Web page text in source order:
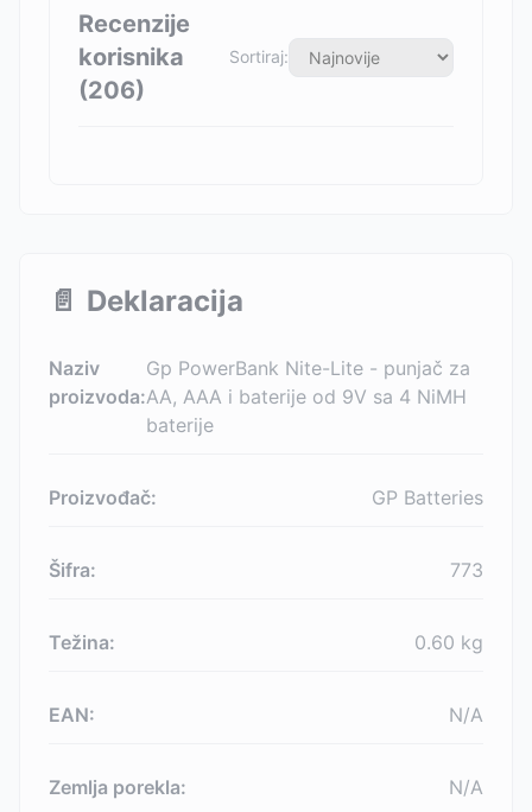
Recenzije
korisnika
(206)
Sortiraj:
📄 Deklaracija
Naziv
proizvoda:
Gp PowerBank Nite-Lite - punjač za
AA, AAA i baterije od 9V sa 4 NiMH
baterije
Proizvođač: GP Batteries
Šifra: 773
Težina: 0.60 kg
EAN: N/A
Zemlja porekla: N/A